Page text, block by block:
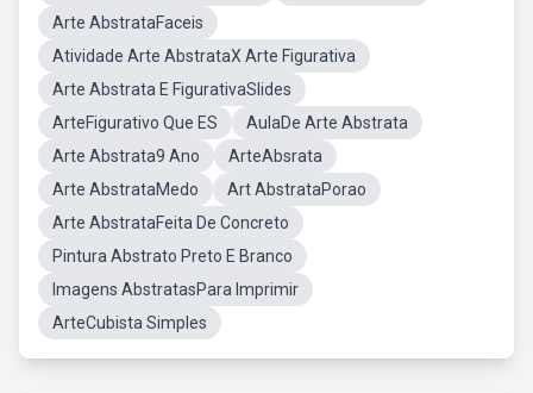
Arte AbstrataFaceis
Atividade Arte AbstrataX Arte Figurativa
Arte Abstrata E FigurativaSlides
ArteFigurativo Que ES
AulaDe Arte Abstrata
Arte Abstrata9 Ano
ArteAbsrata
Arte AbstrataMedo
Art AbstrataPorao
Arte AbstrataFeita De Concreto
Pintura Abstrato Preto E Branco
Imagens AbstratasPara Imprimir
ArteCubista Simples